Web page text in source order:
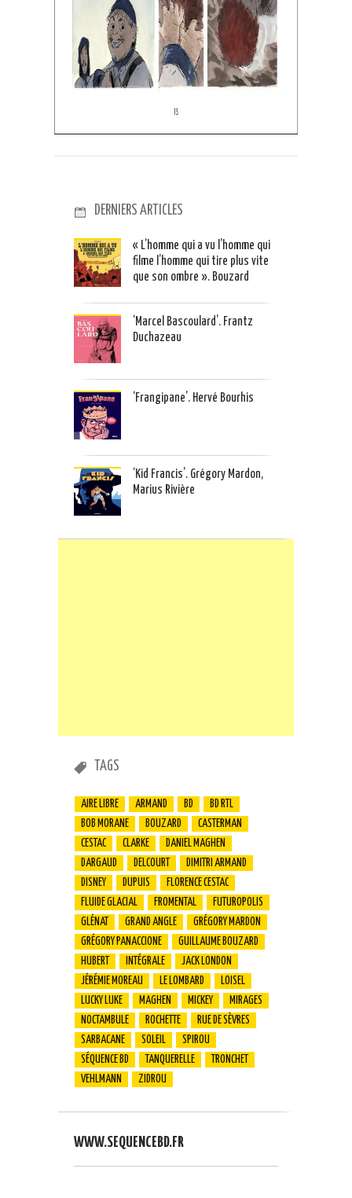
DERNIERS ARTICLES
« L’homme qui a vu l’homme qui
filme l’homme qui tire plus vite
que son ombre ». Bouzard
‘Marcel Bascoulard’. Frantz
Duchazeau
‘Frangipane’. Hervé Bourhis
‘Kid Francis’. Grégory Mardon,
Marius Rivière
TAGS
AIRE LIBRE ARMAND BD
BD RTL
BOB MORANE
BOUZARD
CASTERMAN
CESTAC
CLARKE
DANIEL MAGHEN
DARGAUD
DELCOURT
DIMITRI ARMAND
DISNEY
DUPUIS
FLORENCE CESTAC
FLUIDE GLACIAL
FROMENTAL
FUTUROPOLIS
GLÉNAT
GRAND ANGLE
GRÉGORY MARDON
GRÉGORY PANACCIONE
GUILLAUME BOUZARD
HUBERT
INTÉGRALE
JACK LONDON
JÉRÉMIE MOREAU
LE LOMBARD
LOISEL
LUCKY LUKE
MAGHEN MICKEY
MIRAGES
NOCTAMBULE
ROCHETTE
RUE DE SÈVRES
SARBACANE
SOLEIL
SPIROU
SÉQUENCE BD
TANQUERELLE
TRONCHET
VEHLMANN
ZIDROU
WWW.SEQUENCEBD.FR